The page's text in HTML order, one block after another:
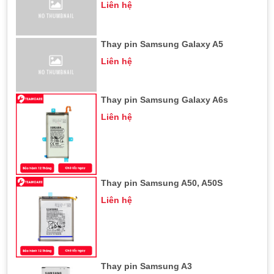
Tại TeamCare, chi phí thay pin Samsung Galaxy A20 vẫn chưa
giá thay thế, thời gian bảo hành cũng như điều kiện bảo hành,
khách hàng hãy liên hệ tới Hotline của TeamCare:
036.404.3333
hoặc tới trực tiếp cửa hàng.
Liên hệ
Thay pin Samsung Galaxy A5
Liên hệ
Thay pin Samsung Galaxy A6s
Liên hệ
Thay pin Samsung A50, A50S
Liên hệ
Thay pin Samsung A3